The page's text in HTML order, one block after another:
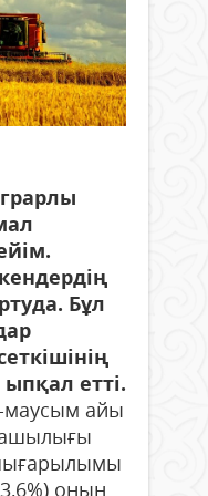
Бұл
етті.
маусым айы
оның